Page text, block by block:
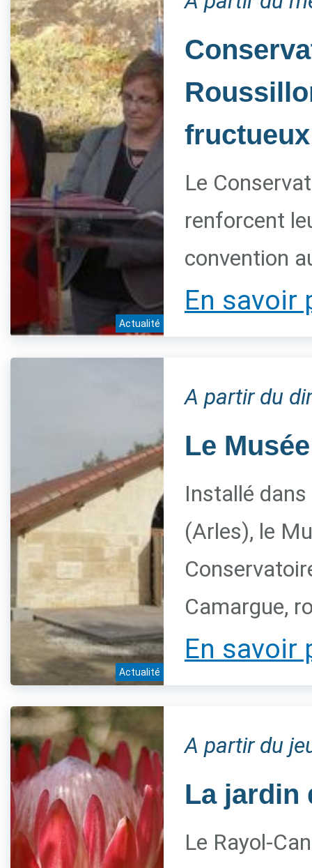
Actualité
fructueux
Le
renforcent
convention
En savoir
Actualité
A partir du
Le
Installé dans
(Arles), le
Camargue,
En savoir
A partir du
La jardin
Le Rayol-